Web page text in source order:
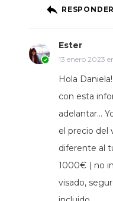
RESPONDER
Ester
13 enero 2023
Hola
con esta
adelantar…
el precio del
diferente al
1000€ ( no
visado,